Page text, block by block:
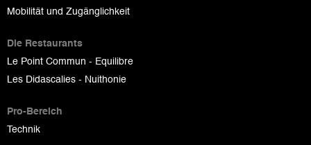
Mobilität und Zugänglichkeit
Die Restaurants
Le Point Commun - Equilibre
Les Didascalies - Nuithonie
Pro-Bereich
Technik